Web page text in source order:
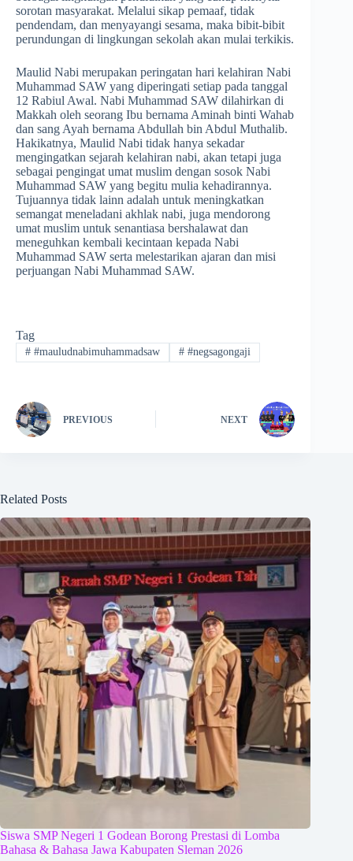
sorotan masyarakat. Melalui sikap pemaaf, tidak
pendendam, dan menyayangi sesama, maka bibit-bibit
perundungan di lingkungan sekolah akan mulai terkikis.
Maulid Nabi merupakan peringatan hari kelahiran Nabi
Muhammad SAW yang diperingati setiap pada tanggal
12 Rabiul Awal. Nabi Muhammad SAW dilahirkan di
Makkah oleh seorang Ibu bernama Aminah binti Wahab
dan sang Ayah bernama Abdullah bin Abdul Muthalib.
Hakikatnya, Maulid Nabi tidak hanya sekadar
mengingatkan sejarah kelahiran nabi, akan tetapi juga
sebagai pengingat umat muslim dengan sosok Nabi
Muhammad SAW yang begitu mulia kehadirannya.
Tujuannya tidak lainn adalah untuk meningkatkan
semangat meneladani akhlak nabi, juga mendorong
umat muslim untuk senantiasa bershalawat dan
meneguhkan kembali kecintaan kepada Nabi
Muhammad SAW serta melestarikan ajaran dan misi
perjuangan Nabi Muhammad SAW.
Tag
##mauludnabimuhammadsaw ##negsagongaji
PREVIOUS NEXT
Related Posts
Siswa SMP Negeri 1 Godean Borong Prestasi di Lomba
Bahasa & Bahasa Jawa Kabupaten Sleman 2026